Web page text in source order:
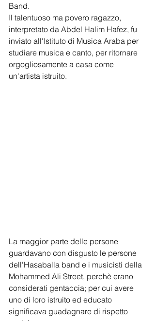
Band.
Il talentuoso ma povero ragazzo,
interpretato da Abdel Halim Hafez, fu
inviato all'Istituto di Musica Araba per
studiare musica e canto, per ritornare
orgogliosamente a casa come
un'artista istruito.
La maggior parte delle persone
guardavano con disgusto le persone
dell'Hasaballa band e i musicisti della
Mohammed Ali Street, perchè erano
considerati gentaccia; per cui avere
uno di loro istruito ed educato
significava guadagnare di rispetto